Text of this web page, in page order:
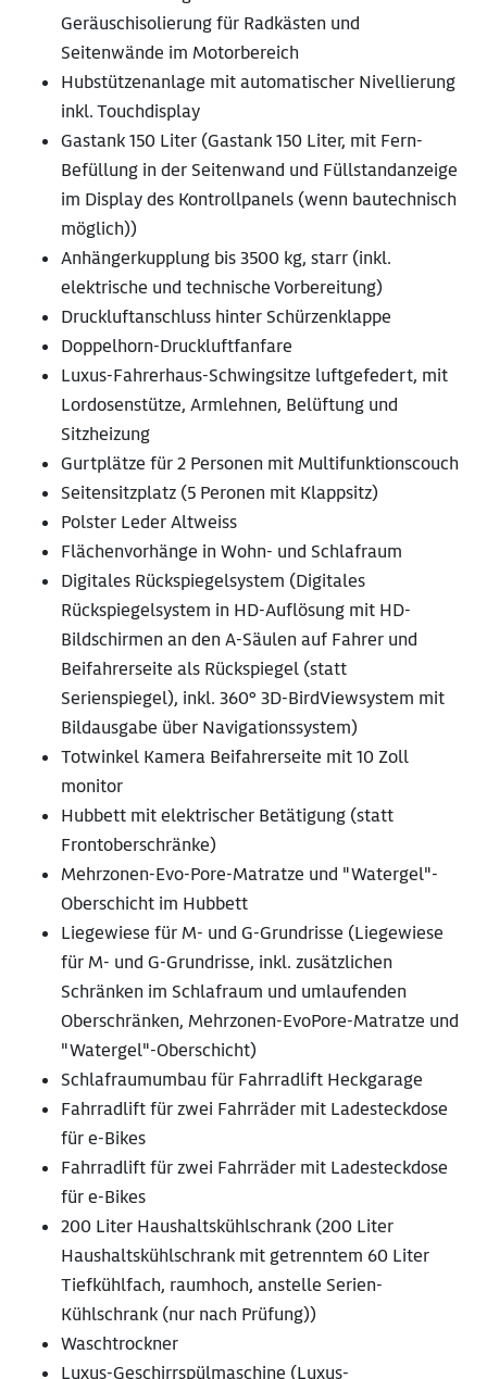
Geräuschisolierung für Radkästen und
Seitenwände im Motorbereich
Hubstützenanlage mit automatischer Nivellierung
inkl. Touchdisplay
Gastank 150 Liter (Gastank 150 Liter, mit Fern-
Befüllung in der Seitenwand und Füllstandanzeige
im Display des Kontrollpanels (wenn bautechnisch
möglich))
Anhängerkupplung bis 3500 kg, starr (inkl.
elektrische und technische Vorbereitung)
Druckluftanschluss hinter Schürzenklappe
Doppelhorn-Druckluftfanfare
Luxus-Fahrerhaus-Schwingsitze luftgefedert, mit
Lordosenstütze, Armlehnen, Belüftung und
Sitzheizung
Gurtplätze für 2 Personen mit Multifunktionscouch
Seitensitzplatz (5 Peronen mit Klappsitz)
Polster Leder Altweiss
Flächenvorhänge in Wohn- und Schlafraum
Digitales Rückspiegelsystem (Digitales
Rückspiegelsystem in HD-Auflösung mit HD-
Bildschirmen an den A-Säulen auf Fahrer und
Beifahrerseite als Rückspiegel (statt
Serienspiegel), inkl. 360° 3D-BirdViewsystem mit
Bildausgabe über Navigationssystem)
Totwinkel Kamera Beifahrerseite mit 10 Zoll
monitor
Hubbett mit elektrischer Betätigung (statt
Frontoberschränke)
Mehrzonen-Evo-Pore-Matratze und "Watergel"-
Oberschicht im Hubbett
Liegewiese für M- und G-Grundrisse (Liegewiese
für M- und G-Grundrisse, inkl. zusätzlichen
Schränken im Schlafraum und umlaufenden
Oberschränken, Mehrzonen-EvoPore-Matratze und
"Watergel"-Oberschicht)
Schlafraumumbau für Fahrradlift Heckgarage
Fahrradlift für zwei Fahrräder mit Ladesteckdose
für e-Bikes
Fahrradlift für zwei Fahrräder mit Ladesteckdose
für e-Bikes
200 Liter Haushaltskühlschrank (200 Liter
Haushaltskühlschrank mit getrenntem 60 Liter
Tiefkühlfach, raumhoch, anstelle Serien-
Kühlschrank (nur nach Prüfung))
Waschtrockner
Luxus-Geschirrspülmaschine (Luxus-